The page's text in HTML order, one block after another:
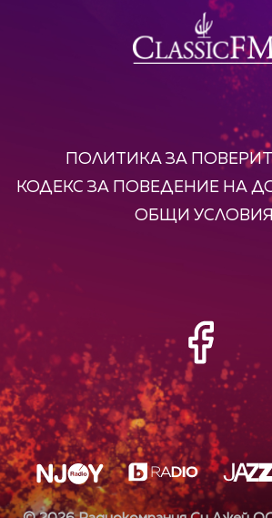
ПОЛИТИКА ЗА
КОДЕКС ЗА ПОВЕДЕНИЕ НА
ОБЩИ УСЛОВИЯ